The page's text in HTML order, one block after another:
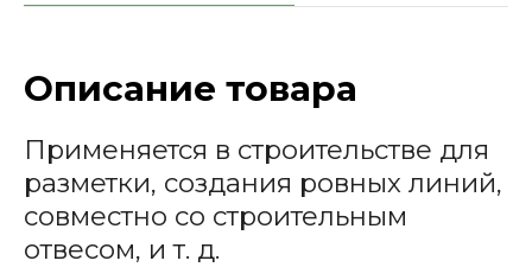
Описание товара
Применяется в строительстве для
разметки, создания ровных линий,
совместно со строительным
отвесом, и т. д.